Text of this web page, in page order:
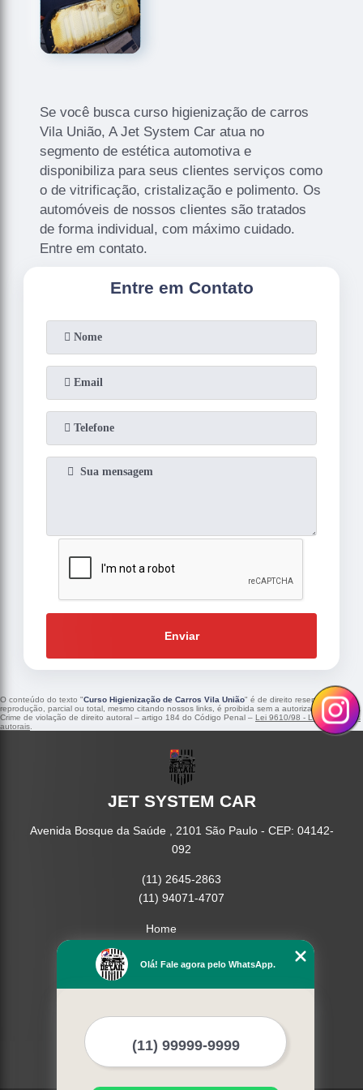
Se você busca curso higienização de carros
Vila União, A Jet System Car atua no
segmento de estética automotiva e
disponibiliza para seus clientes serviços como
o de vitrificação, cristalização e polimento. Os
automóveis de nossos clientes são tratados
de forma individual, com máximo cuidado.
Entre em contato.
Entre em Contato
Enviar
O conteúdo do texto "Curso Higienização de Carros Vila União" é de direito reservado. Sua
reprodução, parcial ou total, mesmo citando nossos links, é proibida sem a autorização do autor.
Crime de violação de direito autoral – artigo 184 do Código Penal – Lei 9610/98 - Lei de direitos
autorais
JET SYSTEM CAR
Avenida Bosque da Saúde , 2101 São Paulo - CEP: 04142-
092
(11) 2645-2863
(11) 94071-4707
Home
Missão
Mapa do site
Mais Serviços
Olá! Fale agora pelo WhatsApp.